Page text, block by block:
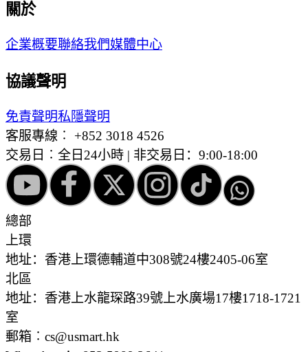
關於
企業概要聯絡我們媒體中心
協議聲明
免責聲明私隱聲明
客服專線︰ +852 3018 4526
交易日︰全日24小時 | 非交易日：9:00-18:00
總部
上環
地址：香港上環德輔道中308號24樓2405-06室
北區
地址：香港上水龍琛路39號上水廣場17樓1718-1721
室
郵箱︰cs@usmart.hk